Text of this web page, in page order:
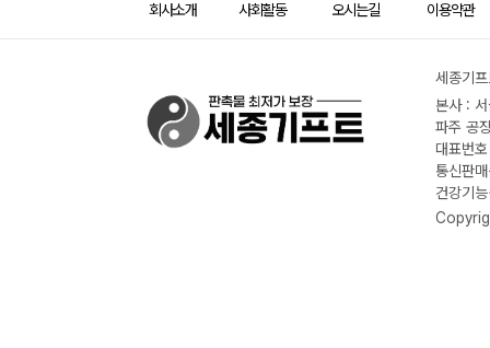
회사소개 사회활동 오시는길 이용약관
세종기
본사 :
파주 공
대표번
통신판
건강기